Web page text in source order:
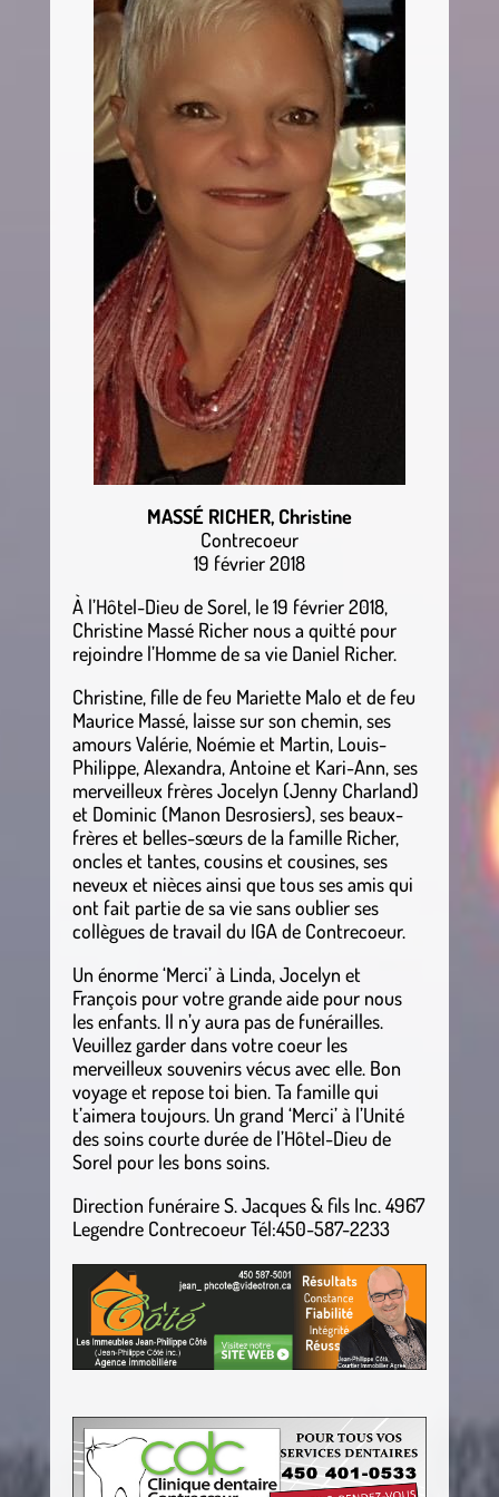
MASSÉ RICHER, Christine
Contrecoeur
19 février 2018
À l’Hôtel-Dieu de Sorel, le 19 février 2018,
Christine Massé Richer nous a quitté pour
rejoindre l’Homme de sa vie Daniel Richer.
Christine, fille de feu Mariette Malo et de feu
Maurice Massé, laisse sur son chemin, ses
amours Valérie, Noémie et Martin, Louis-
Philippe, Alexandra, Antoine et Kari-Ann, ses
merveilleux frères Jocelyn (Jenny Charland)
et Dominic (Manon Desrosiers), ses beaux-
frères et belles-sœurs de la famille Richer,
oncles et tantes, cousins et cousines, ses
neveux et nièces ainsi que tous ses amis qui
ont fait partie de sa vie sans oublier ses
collègues de travail du IGA de Contrecoeur.
Un énorme ‘Merci’ à Linda, Jocelyn et
François pour votre grande aide pour nous
les enfants. Il n’y aura pas de funérailles.
Veuillez garder dans votre coeur les
merveilleux souvenirs vécus avec elle. Bon
voyage et repose toi bien. Ta famille qui
t’aimera toujours. Un grand ‘Merci’ à l’Unité
des soins courte durée de l’Hôtel-Dieu de
Sorel pour les bons soins.
Direction funéraire S. Jacques & fils Inc. 4967
Legendre Contrecoeur Tél:450-587-2233